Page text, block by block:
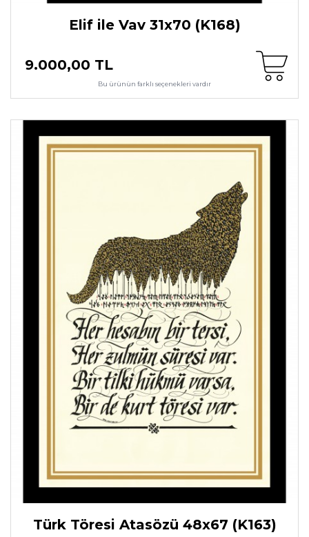
Elif ile Vav 31x70 (K168)
9.000,00 TL
Bu ürünün farklı seçenekleri vardır
Türk Töresi Atasözü 48x67 (K163)